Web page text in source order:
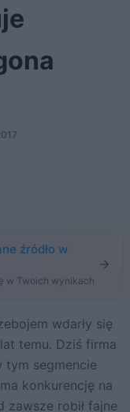
źródło w
w Twoich wynikach
temu. Dziś firma
segmencie
konkurencję na
zawsze robił fajne